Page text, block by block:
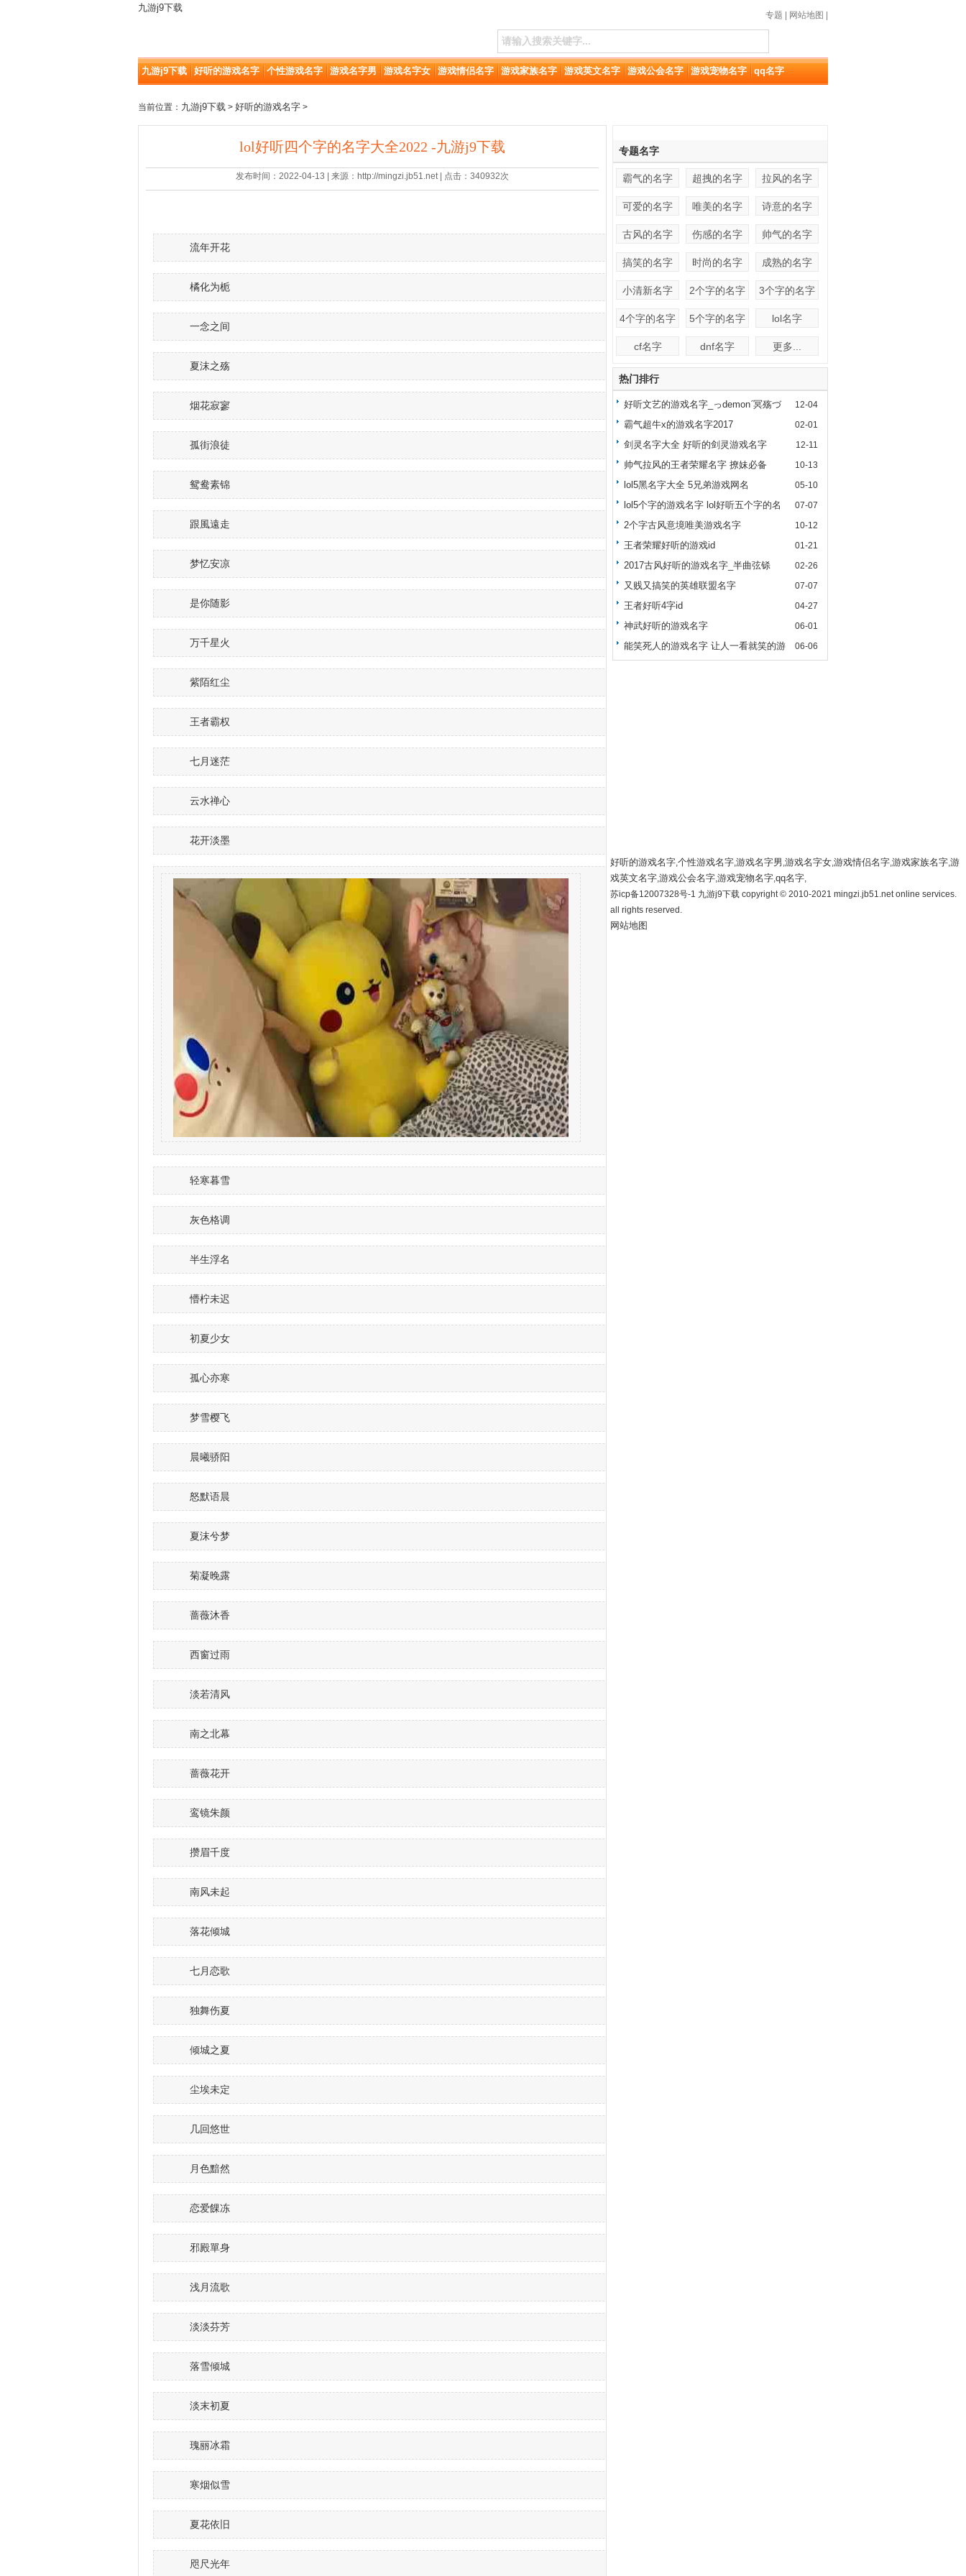
九游j9下载
专题 网站地图
九游j9下载 好听的游戏名字 个性游戏名字 游戏名字男 游戏名字女 游戏情侣名字 游戏家族名字 游戏英文名字 游戏公会名字 游戏宠物名字 qq名字
当前位置： 九游j9下载 > 好听的游戏名字 >
lol好听四个字的名字大全2022 -九游j9下载
发布时间：2022-04-13 | 来源：http://mingzi.jb51.net | 点击：340932次
流年开花
橘化为栀
一念之间
夏沫之殇
烟花寂寥
孤街浪徒
鸳鸯素锦
跟風遠走
梦忆安凉
是你随影
万千星火
紫陌红尘
王者霸权
七月迷茫
云水禅心
花开淡墨
轻寒暮雪
灰色格调
半生浮名
懵柠未迟
初夏少女
孤心亦寒
梦雪樱飞
晨曦骄阳
怒默语晨
夏沫兮梦
菊凝晚露
蔷薇沐香
西窗过雨
淡若清风
南之北幕
蔷薇花开
鸾镜朱颜
攒眉千度
南风未起
落花倾城
七月恋歌
独舞伤夏
倾城之夏
尘埃未定
几回悠世
月色黯然
恋爱餜冻
邪殿單身
浅月流歌
淡淡芬芳
落雪倾城
淡末初夏
瑰丽冰霜
寒烟似雪
夏花依旧
咫尺光年
专题名字
霸气的名字 超拽的名字 拉风的名字
可爱的名字 唯美的名字 诗意的名字
古风的名字 伤感的名字 帅气的名字
搞笑的名字 时尚的名字 成熟的名字
小清新名字 2个字的名字 3个字的名字
4个字的名字 5个字的名字 lol名字
cf名字 dnf名字 更多...
热门排行
12-04
好听文艺的游戏名字_っdemonˊ冥殇づ
02-01
霸气超牛x的游戏名字2017
12-11
剑灵名字大全 好听的剑灵游戏名字
10-13
帅气拉风的王者荣耀名字 撩妹必备
05-10
lol5黑名字大全 5兄弟游戏网名
07-07
lol5个字的游戏名字 lol好听五个字的名
字大全
10-12
2个字古风意境唯美游戏名字
01-21
王者荣耀好听的游戏id
02-26
2017古风好听的游戏名字_半曲弦铩
07-07
又贱又搞笑的英雄联盟名字
04-27
王者好听4字id
06-01
神武好听的游戏名字
06-06
能笑死人的游戏名字 让人一看就笑的游
好听的游戏名字,个性游戏名字,游戏名字男 ,游戏名字女,游戏情侣名字,游戏家族名字,游
戏英文名字,游戏公会名字,游戏宠物名字,qq名字,
苏icp备12007328号-1 九游j9下载 copyright © 2010-2021 mingzi.jb51.net online services.
all rights reserved.
网站地图